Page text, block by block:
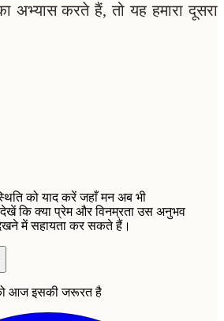
अभ्यास करते हैं, तो यह हमारा दूसरा
को याद करें जहाँ मन अब भी
देखें कि क्या प्रेम और विनम्रता उस अनुभव
में सहायता कर सकते हैं।
आज इसकी जरूरत है